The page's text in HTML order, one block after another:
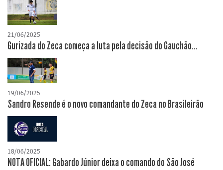
21/06/2025
Gurizada do Zeca começa a luta pela decisão do Gauchão...
19/06/2025
Sandro Resende é o novo comandante do Zeca no Brasileirão
18/06/2025
NOTA OFICIAL: Gabardo Júnior deixa o comando do São José